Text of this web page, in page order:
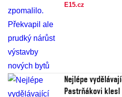
E15.cz
Nejlépe
Pastrňákovi